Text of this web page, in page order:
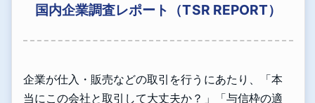
国内企業調査レポート（TSR REPORT）
企業が仕入・販売などの取引を行うにあたり、「本
当にこの会社と取引して大丈夫か？」「与信枠の適